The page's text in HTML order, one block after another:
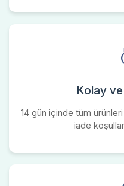
Kolay
14 gün içinde tüm
iade